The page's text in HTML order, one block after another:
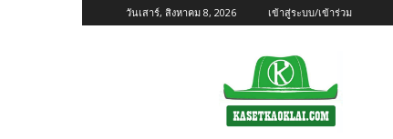
วันเสาร์, สิงหาคม 8, 2026 เข้าสู่ระบบ/เข้าร่วม